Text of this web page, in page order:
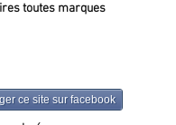
toutes marques
ce site sur facebook